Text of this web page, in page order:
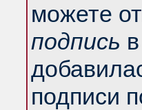
можете
подпись
подписи